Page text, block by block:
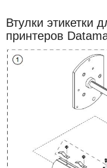
Втулки этикетки
принтеров